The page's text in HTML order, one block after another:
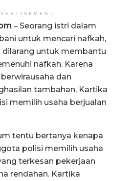
– Seorang istri dalam
untuk mencari nafkah,
untuk membantu
nafkah. Karena
dan
tambahan, Kartika
memilih usaha berjualan
tentu bertanya kenapa
polisi memilih usaha
terkesan pekerjaan
rendahan. Kartika